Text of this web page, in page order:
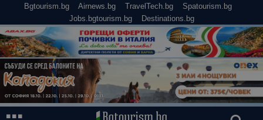
Bgtourism.bg Airnews.bg TravelTech.bg
Spatourism.bg
Jobs.bgtourism.bg
Destinations.bg